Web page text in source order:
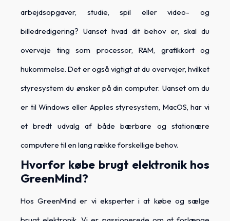
arbejdsopgaver, studie, spil eller video- og
billedredigering? Uanset hvad dit behov er, skal du
overveje ting som processor, RAM, grafikkort og
hukommelse. Det er også vigtigt at du overvejer, hvilket
styresystem du ønsker på din computer. Uanset om du
er til Windows eller Apples styresystem, MacOS, har vi
et bredt udvalg af både bærbare og stationære
computere til en lang række forskellige behov.
Hvorfor købe brugt elektronik hos
GreenMind?
Hos GreenMind er vi eksperter i at købe og sælge